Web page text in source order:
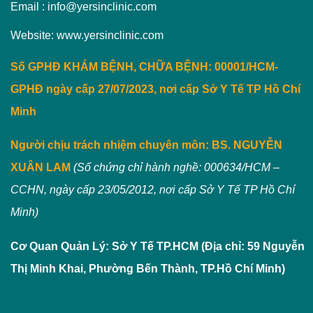
Email : info@yersinclinic.com
Website: www.yersinclinic.com
Số GPHĐ KHÁM BỆNH, CHỮA BỆNH: 00001/HCM-
GPHĐ ngày cấp 27/07/2023, nơi cấp Sở Y Tế TP Hồ Chí
Minh
Người chịu trách nhiệm chuyên môn: BS. NGUYỄN
XUÂN LAM (Số chứng chỉ hành nghề: 000634/HCM –
CCHN, ngày cấp 23/05/2012, nơi cấp Sở Y Tế TP Hồ Chí
Minh)
Cơ Quan Quản Lý: Sở Y Tế TP.HCM (Địa chỉ: 59 Nguyễn
Thị Minh Khai, Phường Bến Thành, TP.Hồ Chí Minh)